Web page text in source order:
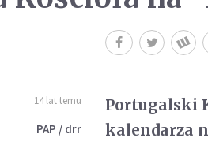
14 lat temu
PAP / drr
Portugalski
kalendarza